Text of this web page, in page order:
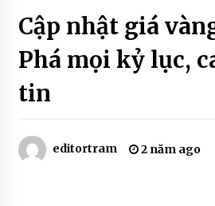
Cập nhật giá
Phá mọi kỷ lục,
tin
editortram 2 năm ago